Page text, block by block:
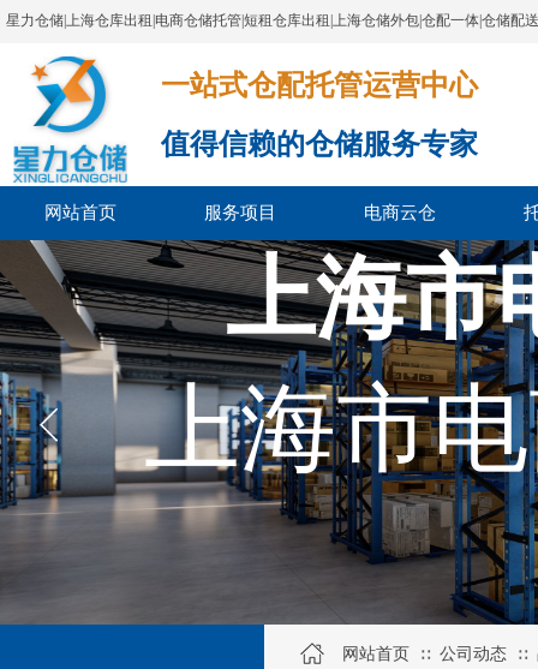
星力仓储|上海仓库出租|电商仓储托管|短租仓库出租|上海仓储外包|仓配一体|仓储配
一站式仓配托管运营中心​​​​​​​​​​​​​​​​​
值得信赖的仓储服务专家
网站首页 服务项目 电商云仓
上海市
上海市
网站首页 ∷ 公司动态 ∷